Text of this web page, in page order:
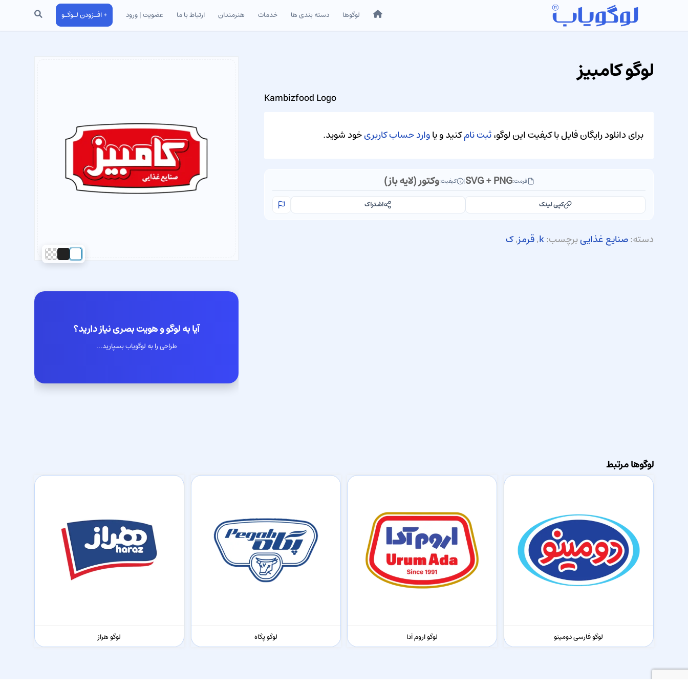
خانه لوگوها دسته بندی ها خدمات هنرمندان ارتباط با ما عضویت | ورود + افـزودن لـوگـو جستجو
آیا به لوگو و هویت بصری نیاز دارید؟
طراحی را به لوگویاب بسپارید...
لوگو کامبیز
Kambizfood Logo
برای دانلود رایگان فایل با کیفیت این لوگو،ثبت نامکنید و یاوارد حساب کاربریخود شوید.
فرمت:SVG + PNG
| کیفیت:وکتور (لایه باز)
کپی لینک اشتراک
دسته:صنایع غذاییبرچسب:k
,قرمز,ک
لوگوها مرتبط
لوگو فارسی دومینو لوگو اروم آدا لوگو پگاه لوگو هراز